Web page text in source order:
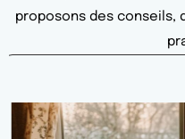
proposons des conseils,